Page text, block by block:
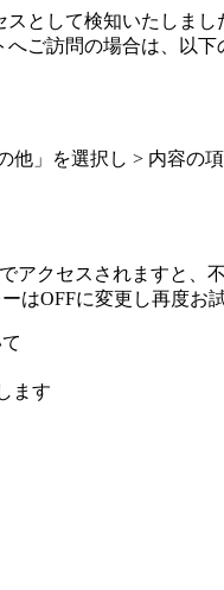
として検知いたしまし
ご訪問の場合は、以
他」を選択し > 内容の
アクセスされますと、
はOFFに変更し再度お
ます